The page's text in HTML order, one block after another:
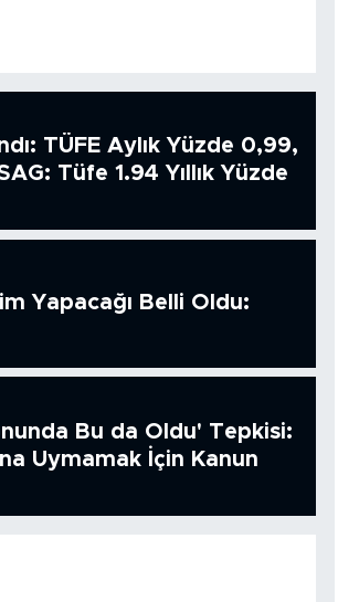
TÜFE Aylık Yüzde 0,99,
Tüfe 1.94 Yıllık Yüzde
Yapacağı Belli Oldu:
Bu da Oldu' Tepkisi:
Uymamak İçin Kanun